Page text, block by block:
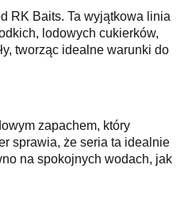
RK Baits. Ta wyjątkowa linia
lodowych cukierków,
tworząc idealne warunki do
zapachem, który
sprawia, że seria ta idealnie
na spokojnych wodach, jak